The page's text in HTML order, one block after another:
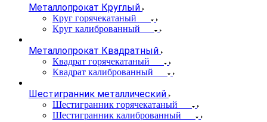
Металлопрокат Круглый
Круг горячекатаный
Круг калиброванный
Металлопрокат Квадратный
Квадрат горячекатаный
Квадрат калиброванный
Шестигранник металлический
Шестигранник горячекатаный
Шестигранник калиброванный